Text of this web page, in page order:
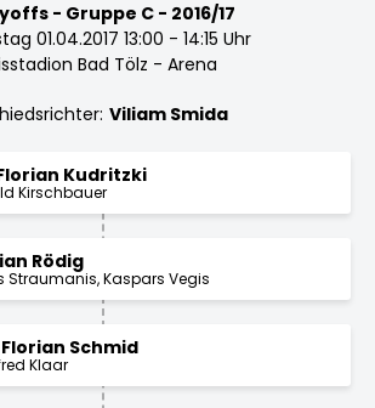
- Gruppe C - 2016/17
01.04.2017 13:00 - 14:15 Uhr
Bad Tölz - Arena
Viliam Smida
Kudritzki
Kirschbauer
Rödig
Straumanis Kaspars Vegis
Schmid
Klaar